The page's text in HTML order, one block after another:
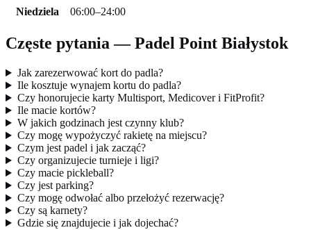
Niedziela
06:00–24:00
Częste pytania — Padel Point Białystok
Jak zarezerwować kort do padla?
Ile kosztuje wynajem kortu do padla?
Czy honorujecie karty Multisport, Medicover i FitProfit?
Ile macie kortów?
W jakich godzinach jest czynny klub?
Czy mogę wypożyczyć rakietę na miejscu?
Czym jest padel i jak zacząć?
Czy organizujecie turnieje i ligi?
Czy macie pickleball?
Czy jest parking?
Czy mogę odwołać albo przełożyć rezerwację?
Czy są karnety?
Gdzie się znajdujecie i jak dojechać?